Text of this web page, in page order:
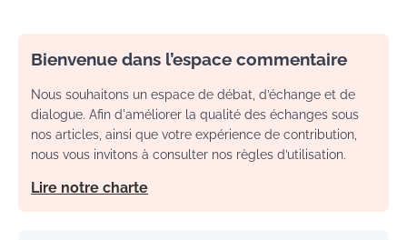
Bienvenue dans l’espace commentaire
Nous souhaitons un espace de débat, d’échange et de
dialogue. Afin d'améliorer la qualité des échanges sous
nos articles, ainsi que votre expérience de contribution,
nous vous invitons à consulter nos règles d’utilisation.
Lire notre charte